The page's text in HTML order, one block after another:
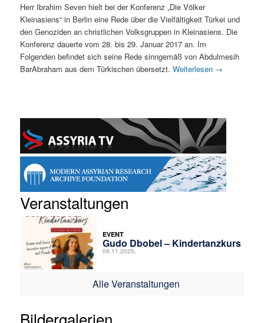
Herr Ibrahim Seven hielt bei der Konferenz „Die Völker
Kleinasiens“ in Berlin eine Rede über die Vielfältigkeit Türkei und
den Genoziden an christlichen Volksgruppen in Kleinasiens. Die
Konferenz dauerte vom 28. bis 29. Januar 2017 an. Im
Folgenden befindet sich seine Rede sinngemäß von Abdulmesih
BarAbraham aus dem Türkischen übersetzt.Weiterlesen →
Veranstaltungen
EVENT
Gudo Dbobel – Kindertanzkurs
09.11.2025,
Alle Veranstaltungen